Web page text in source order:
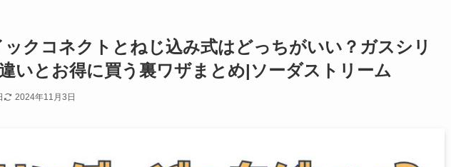
ックコネクトとねじ込み式はどっちがいい？ガスシリ
いとお得に買う裏ワザまとめ|ソーダストリーム
2024年11月3日